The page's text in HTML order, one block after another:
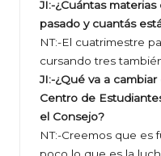
JI:-¿Cuántas
pasado y cuantás
NT:-El cuatrimestre
cursando tres
JI:-¿Qué va a
Centro de
el Consejo?
NT:-Creemos que es